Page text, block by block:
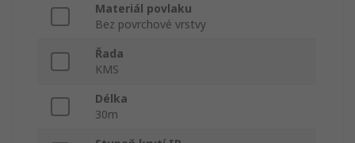
Materiál povlaku
Bez povrchové vrstvy
Řada
KMS
Délka
30m